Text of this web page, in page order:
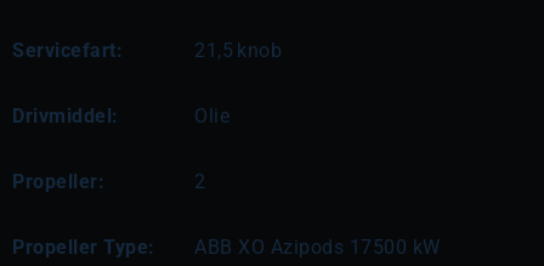
Servicefart: 21,5 knob
Drivmiddel: Olie
Propeller: 2
Propeller Type: ABB XO Azipods 17500 kW